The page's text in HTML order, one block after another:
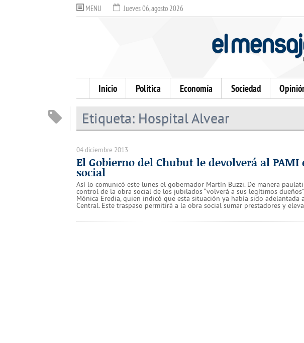
MENU Jueves 06, agosto 2026
Inicio Política Economía Sociedad
Etiqueta: Hospital Alvear
04 diciembre 2013
El Gobierno del Chubut le devolverá al
social
Así lo comunicó este lunes el gobernador Martín Buzzi. De manera
control de la obra social de los jubilados “volverá a sus legítimos
Mónica Eredia, quien indicó que esta situación ya había sido adelantada
Central. Este traspaso permitirá a la obra social sumar prestadores y